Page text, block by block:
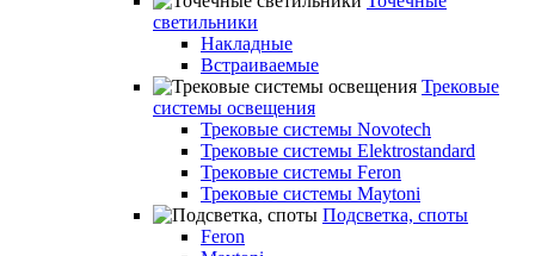
светильники
Накладные
Встраиваемые
Трековые
системы освещения
Трековые системы Novotech
Трековые системы Elektrostandard
Трековые системы Feron
Трековые системы Maytoni
Подсветка, споты
Feron